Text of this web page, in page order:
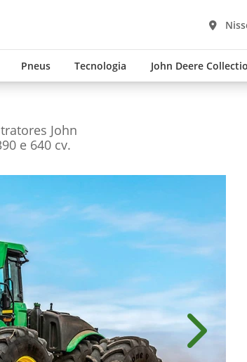
Pneus Tecnologia John Deere
John
e 640 cv.
Próximo